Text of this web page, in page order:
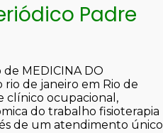
Padre
MEDICINA DO
rio de janeiro em Rio de
clínico ocupacional,
do trabalho fisioterapia
de um atendimento único